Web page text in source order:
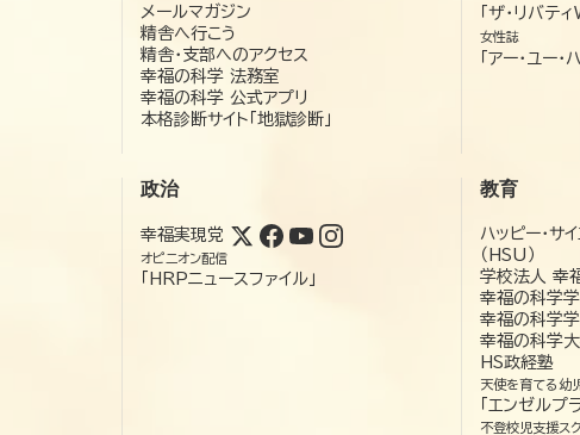
メールマガジン
精舎へ行こう
精舎・支部へのアクセス
幸福の科学 法務室
幸福の科学 公式アプリ
本格診断サイト「地獄診断」
「ザ・リバテ
女性誌
「アー・ユー・
政治
幸福実現党
オピニオン配信
「HRPニュースファイル」
教育
ハッピー・サ
（HSU）
学校法人 幸
幸福の科学
幸福の科学
幸福の科学
HS政経塾
天使を育てる幼
「エンゼルプ
不登校児支援ス